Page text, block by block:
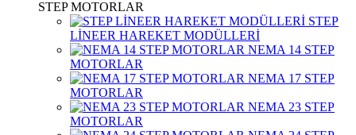
STEP MOTORLAR
STEP
LİNEER HAREKET MODÜLLERİ
NEMA 14 STEP
MOTORLAR
NEMA 17 STEP
MOTORLAR
NEMA 23 STEP
MOTORLAR